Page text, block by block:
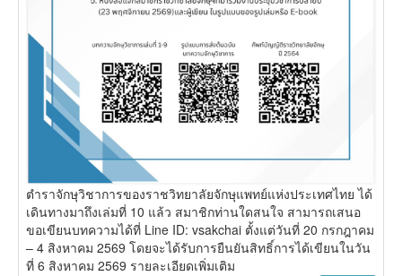
ตำราจักษุวิชาการของราชวิทยาลัยจักษุแพทย์แห่งประเทศไทย ได้
เดินทางมาถึงเล่มที่ 10 แล้ว สมาชิกท่านใดสนใจ สามารถเสนอ
ขอเขียนบทความได้ที่ Line ID: vsakchai ตั้งแต่วันที่ 20 กรกฎาคม
– 4 สิงหาคม 2569 โดยจะได้รับการยืนยันสิทธิ์การได้เขียนในวัน
ที่ 6 สิงหาคม 2569 รายละเอียดเพิ่มเติม